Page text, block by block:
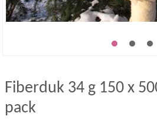
Fiberduk 34 g 150 x
pack